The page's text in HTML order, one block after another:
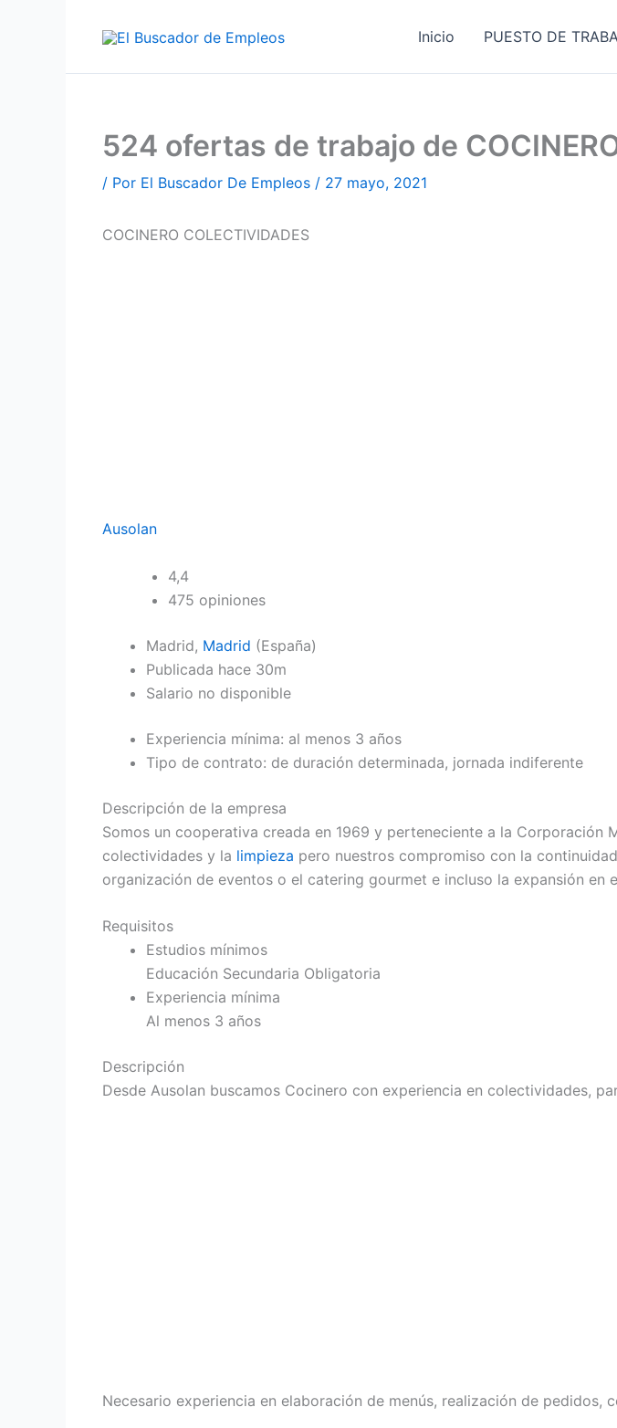
Inicio PUESTO DE
524 ofertas de trabajo de
/ Por El Buscador De Empleos / 27 mayo, 2021
COCINERO COLECTIVIDADES
Ausolan
4,4
475 opiniones
Madrid, Madrid (España)
Publicada hace 30m
Salario no disponible
Experiencia mínima: al menos 3 años
Tipo de contrato: de duración determinada, jornada indiferente
Descripción de la empresa
Somos un cooperativa creada en 1969 y perteneciente a la Corporación
colectividades y la limpieza pero nuestros compromiso con la
organización de eventos o el catering gourmet e incluso la expansión en
Requisitos
Estudios mínimos
Educación Secundaria Obligatoria
Experiencia mínima
Al menos 3 años
Descripción
Desde Ausolan buscamos Cocinero con experiencia en colectividades,
Necesario experiencia en elaboración de menús, realización de pedidos,